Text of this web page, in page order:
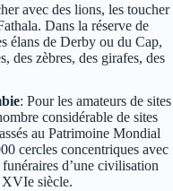
avec des lions, les toucher
Dans la réserve de
élans de Derby ou du Cap,
des zèbres, des girafes, des
: Pour les amateurs de sites
considérable de sites
au Patrimoine Mondial
cercles concentriques avec
d’une civilisation
XVIe siècle.